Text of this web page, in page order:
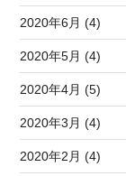
2020年6月 (4)
2020年5月 (4)
2020年4月 (5)
2020年3月 (4)
2020年2月 (4)